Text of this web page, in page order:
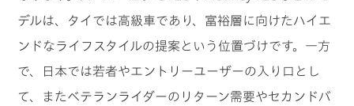
デルは、タイでは高級車であり、富裕層に向けたハイエ
ンドなライフスタイルの提案という位置づけです。一方
で、日本では若者やエントリーユーザーの入り口とし
て、またベテランライダーのリターン需要やセカンドバ